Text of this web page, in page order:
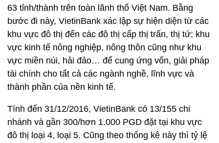
63 tỉnh/thành trên toàn lãnh thổ Việt Nam. Bằng
bước đi này, VietinBank xác lập sự hiện diện từ các
khu vực đô thị đến các đô thị cấp thị trấn, thị tứ; khu
vực kinh tế nông nghiệp, nông thôn cũng như khu
vực miền núi, hải đảo… để cung ứng vốn, giải pháp
tài chính cho tất cả các ngành nghề, lĩnh vực và
thành phần của nền kinh tế.
Tính đến 31/12/2016, VietinBank có 13/155 chi
nhánh và gần 300/hơn 1.000 PGD đặt tại khu vực
đô thị loại 4, loại 5. Cũng theo thống kê này thì tỷ lệ